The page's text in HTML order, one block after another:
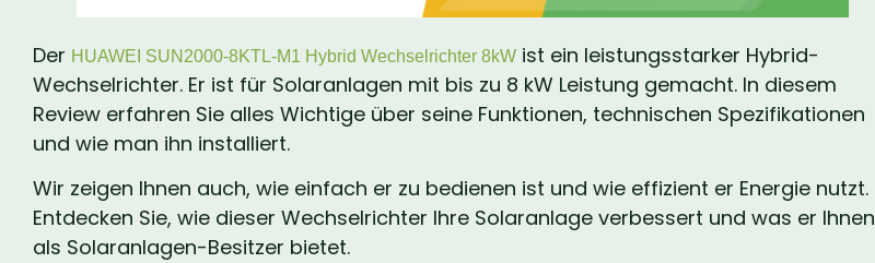
Der HUAWEI SUN2000-8KTL-M1 Hybrid Wechselrichter 8kW ist ein leistungsstarker Hybrid-
Wechselrichter. Er ist für Solaranlagen mit bis zu 8 kW Leistung gemacht. In diesem
Review erfahren Sie alles Wichtige über seine Funktionen, technischen Spezifikationen
und wie man ihn installiert.
Wir zeigen Ihnen auch, wie einfach er zu bedienen ist und wie effizient er Energie nutzt.
Entdecken Sie, wie dieser Wechselrichter Ihre Solaranlage verbessert und was er Ihnen
als Solaranlagen-Besitzer bietet.